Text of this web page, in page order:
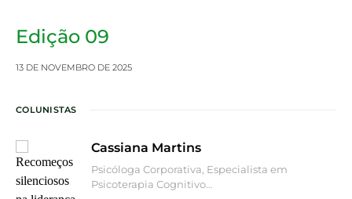
Edição 09
13 DE NOVEMBRO DE 2025
COLUNISTAS
Cassiana Martins
Psicóloga Corporativa, Especialista em
Psicoterapia Cognitivo…